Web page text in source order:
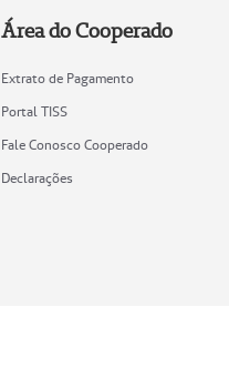
Área do Cooperado
Extrato de Pagamento
Portal TISS
Fale Conosco Cooperado
Declarações